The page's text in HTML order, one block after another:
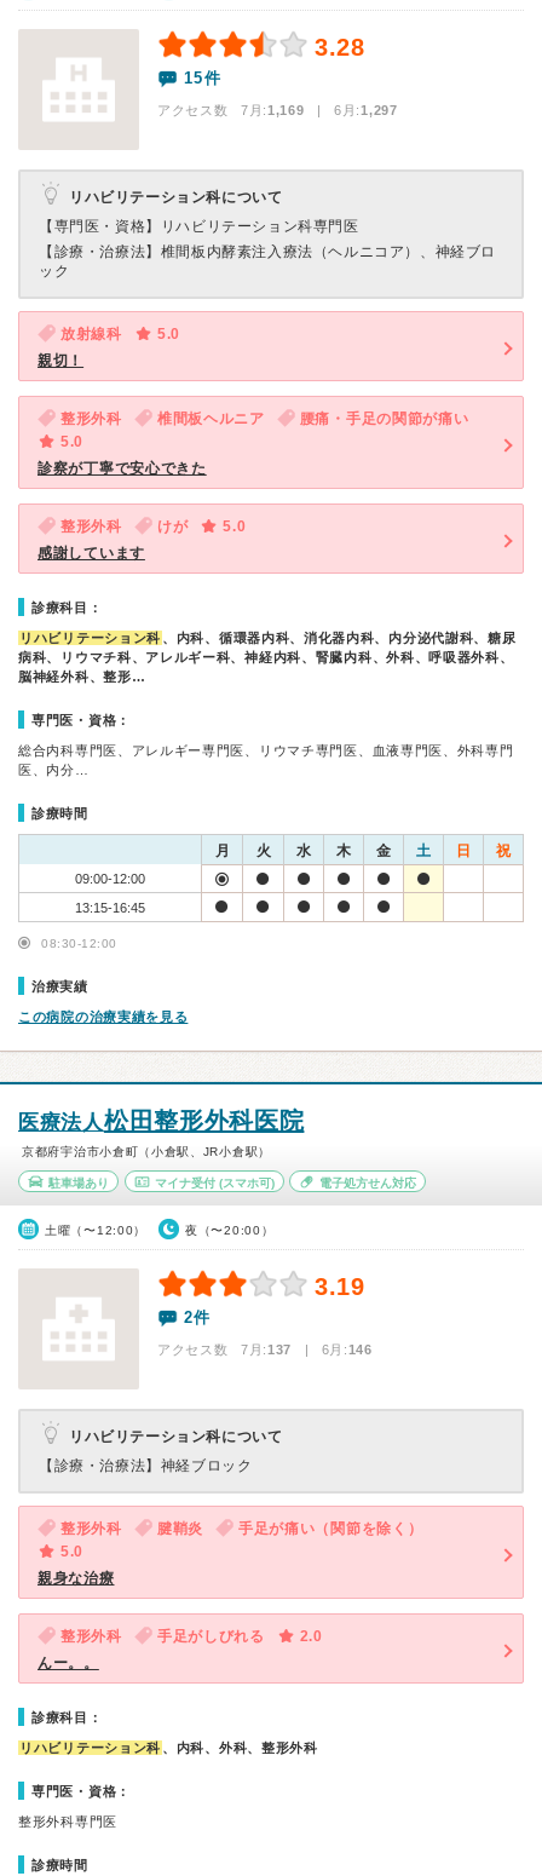
3.28
15件
アクセス数 7月:1,169 | 6月:1,297
リハビリテーション科について
【専門医・資格】
リハビリテーション科専門医
【診療・治療法】 椎間板内酵素注入療法（ヘルニコア）、神経ブロ
ック
放射線科
5.0
親切！
整形外科 椎間板ヘルニア
腰痛・手足の関節が痛い
5.0
診察が丁寧で安心できた
整形外科 けが
5.0
感謝しています
診療科目：
リハビリテーション科 、内科、循環器内科、消化器内科、内分泌代謝科、糖尿
病科、リウマチ科、アレルギー科、神経内科、腎臓内科、外科、呼吸器外科、
脳神経外科、整形…
専門医・資格：
総合内科専門医、アレルギー専門医、リウマチ専門医、血液専門医、外科専門
医、内分…
診療時間
月 火 水 木 金 土 日 祝
09:00-12:00
13:15-16:45
08:30-12:00
治療実績
この病院の治療実績を見る
医療法人松田整形外科医院
京都府宇治市小倉町（小倉駅、JR小倉駅）
駐車場あり マイナ受付(スマホ可) 電子処方せん対応
土曜（〜12:00） 夜（〜20:00）
3.19
2件
アクセス数 7月:137 | 6月:146
リハビリテーション科について
【診療・治療法】 神経ブロック
整形外科 腱鞘炎
手足が痛い（関節を除く）
5.0
親身な治療
整形外科 手足がしびれる
2.0
んー。。
診療科目：
リハビリテーション科 、内科、外科、整形外科
専門医・資格：
整形外科専門医
診療時間